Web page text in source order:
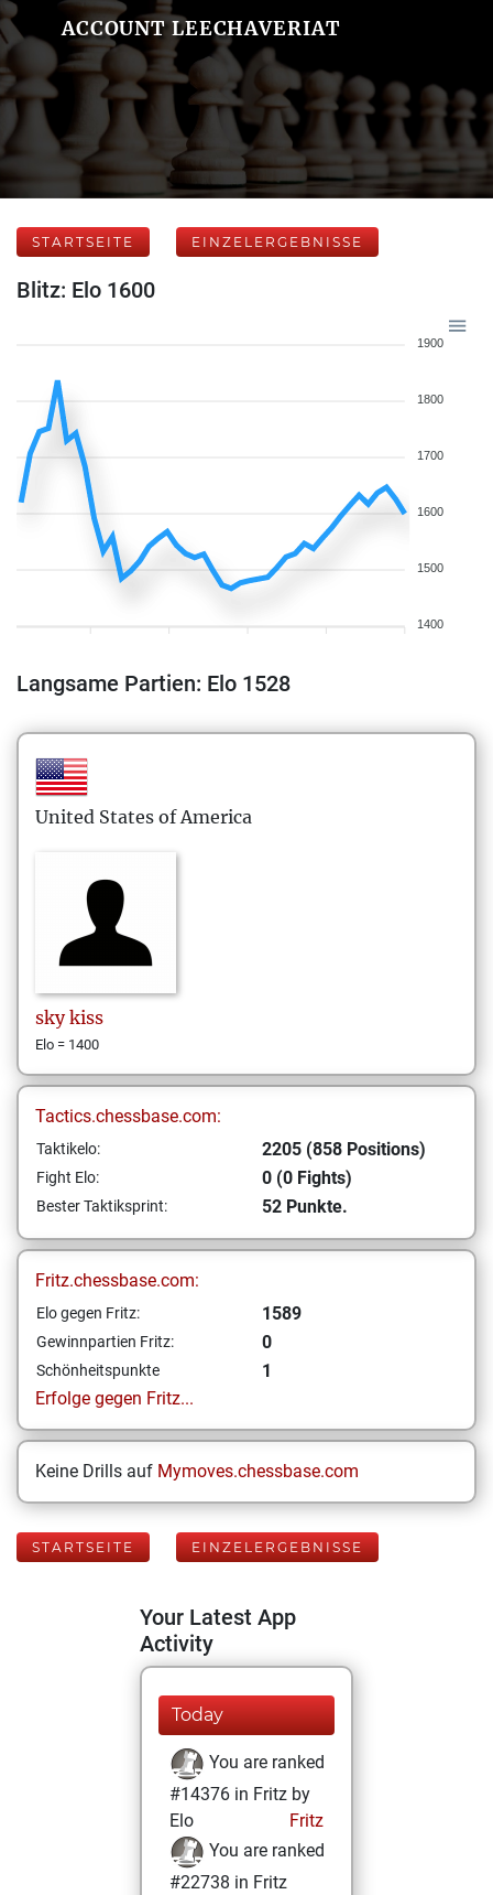
ACCOUNT LEECHAVERIAT
STARTSEITE EINZELERGEBNISSE
Blitz: Elo 1600
1900
1800
1700
1600
1500
1400
Langsame Partien: Elo 1528
United States of America
sky kiss
Elo = 1400
Tactics.chessbase.com:
Taktikelo: 2205 (858 Positions)
Fight Elo: 0 (0 Fights)
Bester Taktiksprint: 52 Punkte.
Fritz.chessbase.com:
Elo gegen Fritz: 1589
Gewinnpartien Fritz: 0
Schönheitspunkte
1
Erfolge gegen Fritz...
Keine Drills auf Mymoves.chessbase.com
STARTSEITE EINZELERGEBNISSE
Your Latest App
Activity
Today
You are ranked
#14376 in Fritz by
Elo
Fritz
You are ranked
#22738 in Fritz